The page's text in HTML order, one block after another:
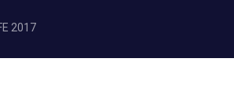
2017